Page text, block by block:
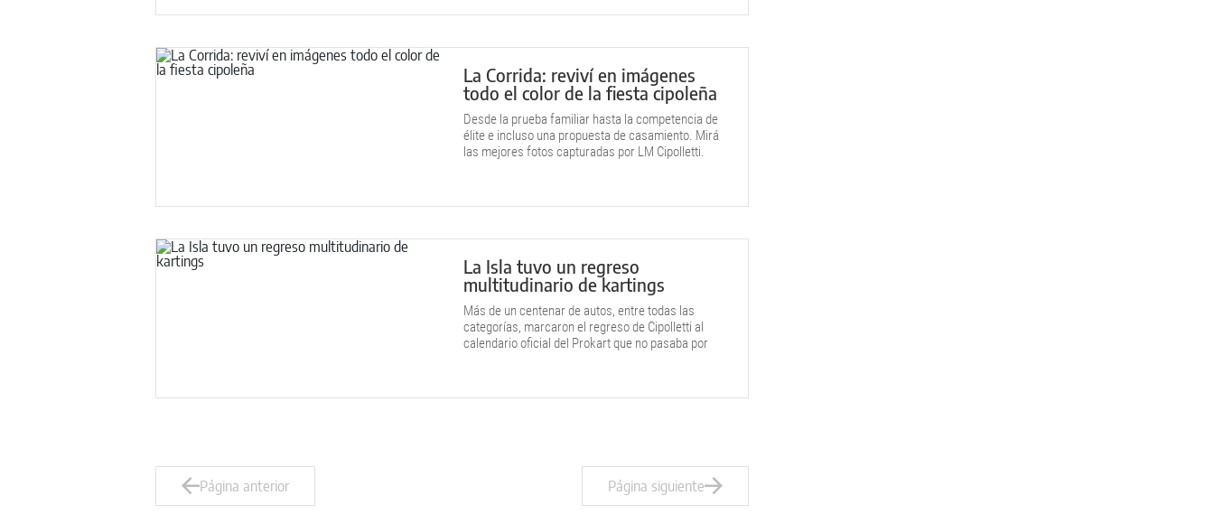
La Corrida: reviví en imágenes
todo el color de la fiesta cipoleña
Desde la prueba familiar hasta la competencia de
élite e incluso una propuesta de casamiento. Mirá
las mejores fotos capturadas por LM Cipolletti.
La Isla tuvo un regreso
multitudinario de kartings
Más de un centenar de autos, entre todas las
categorías, marcaron el regreso de Cipolletti al
calendario oficial del Prokart que no pasaba por
Página anterior Página siguiente